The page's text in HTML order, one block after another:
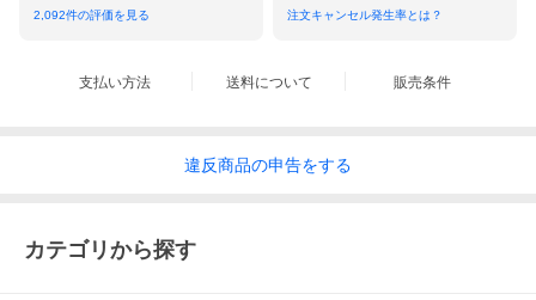
2,092件の評価を見る 注文キャンセル発生率とは？
支払い方法 送料について 販売条件
違反商品の申告をする
カテゴリから探す